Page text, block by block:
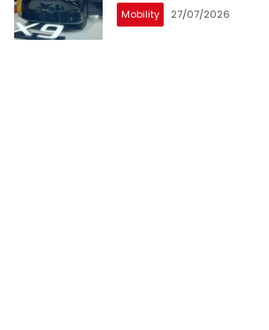
Mobility 27/07/2026